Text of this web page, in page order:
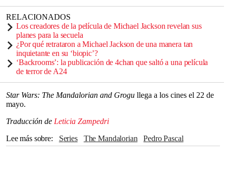
RELACIONADOS
Los creadores de la película de Michael Jackson revelan sus
planes para la secuela
¿Por qué retrataron a Michael Jackson de una manera tan
inquietante en su ‘biopic’?
‘Backrooms’: la publicación de 4chan que saltó a una película
de terror de A24
Star Wars: The Mandalorian and Grogu llega a los cines el 22 de
mayo.
Traducción de Leticia Zampedri
Lee más sobre
series The Mandalorian
Pedro Pascal